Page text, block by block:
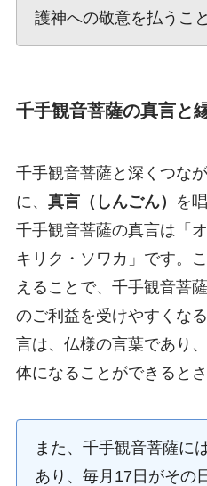
護神への敬意を払うこ
千手観音菩薩の真言と
千手観音菩薩と深くつな
に、 真言（しんごん）
を
千手観音菩薩の真言は「
キリク・ソワカ」です。
えることで、千手観音菩
のご利益を受けやすくな
言は、仏様の言葉であり
体になることができるとさ
また、千手観音菩薩に
あり、毎月17日がその